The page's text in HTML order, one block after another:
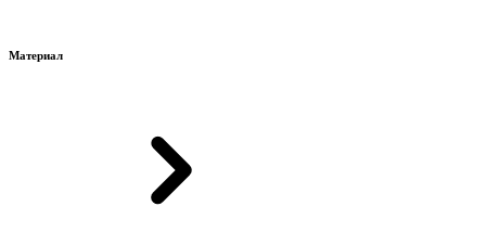
Материал